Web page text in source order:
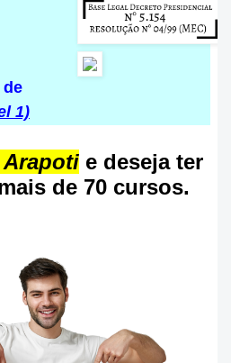
1)
Arapoti e deseja ter
de 70 cursos.